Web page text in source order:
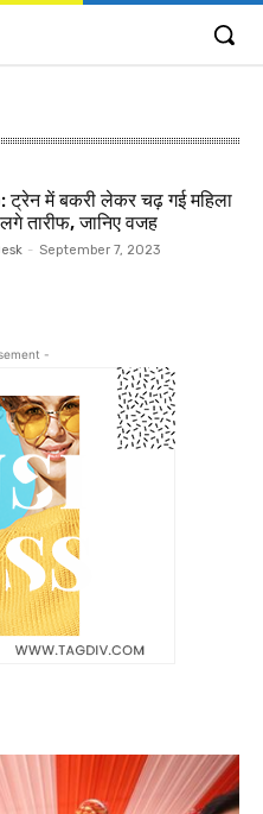
में बकरी लेकर चढ़ गई महिला
तारीफ, जानिए वजह
- September 7, 2023
-